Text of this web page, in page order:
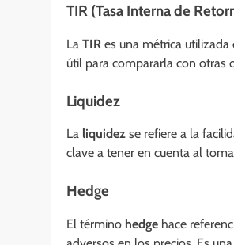
TIR (Tasa Interna de
La TIR es una métrica
útil para compararla con otras
Liquidez
La liquidez se refiere a la
clave a tener en cuenta al
Hedge
El término hedge hace